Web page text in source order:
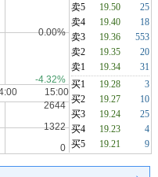
卖5
19.50
25
卖4
19.40
18
卖3
19.36
553
卖2
19.35
20
卖1
19.34
31
买1
19.28
3
买2
19.27
10
买3
19.24
25
买4
19.23
4
买5
19.21 9